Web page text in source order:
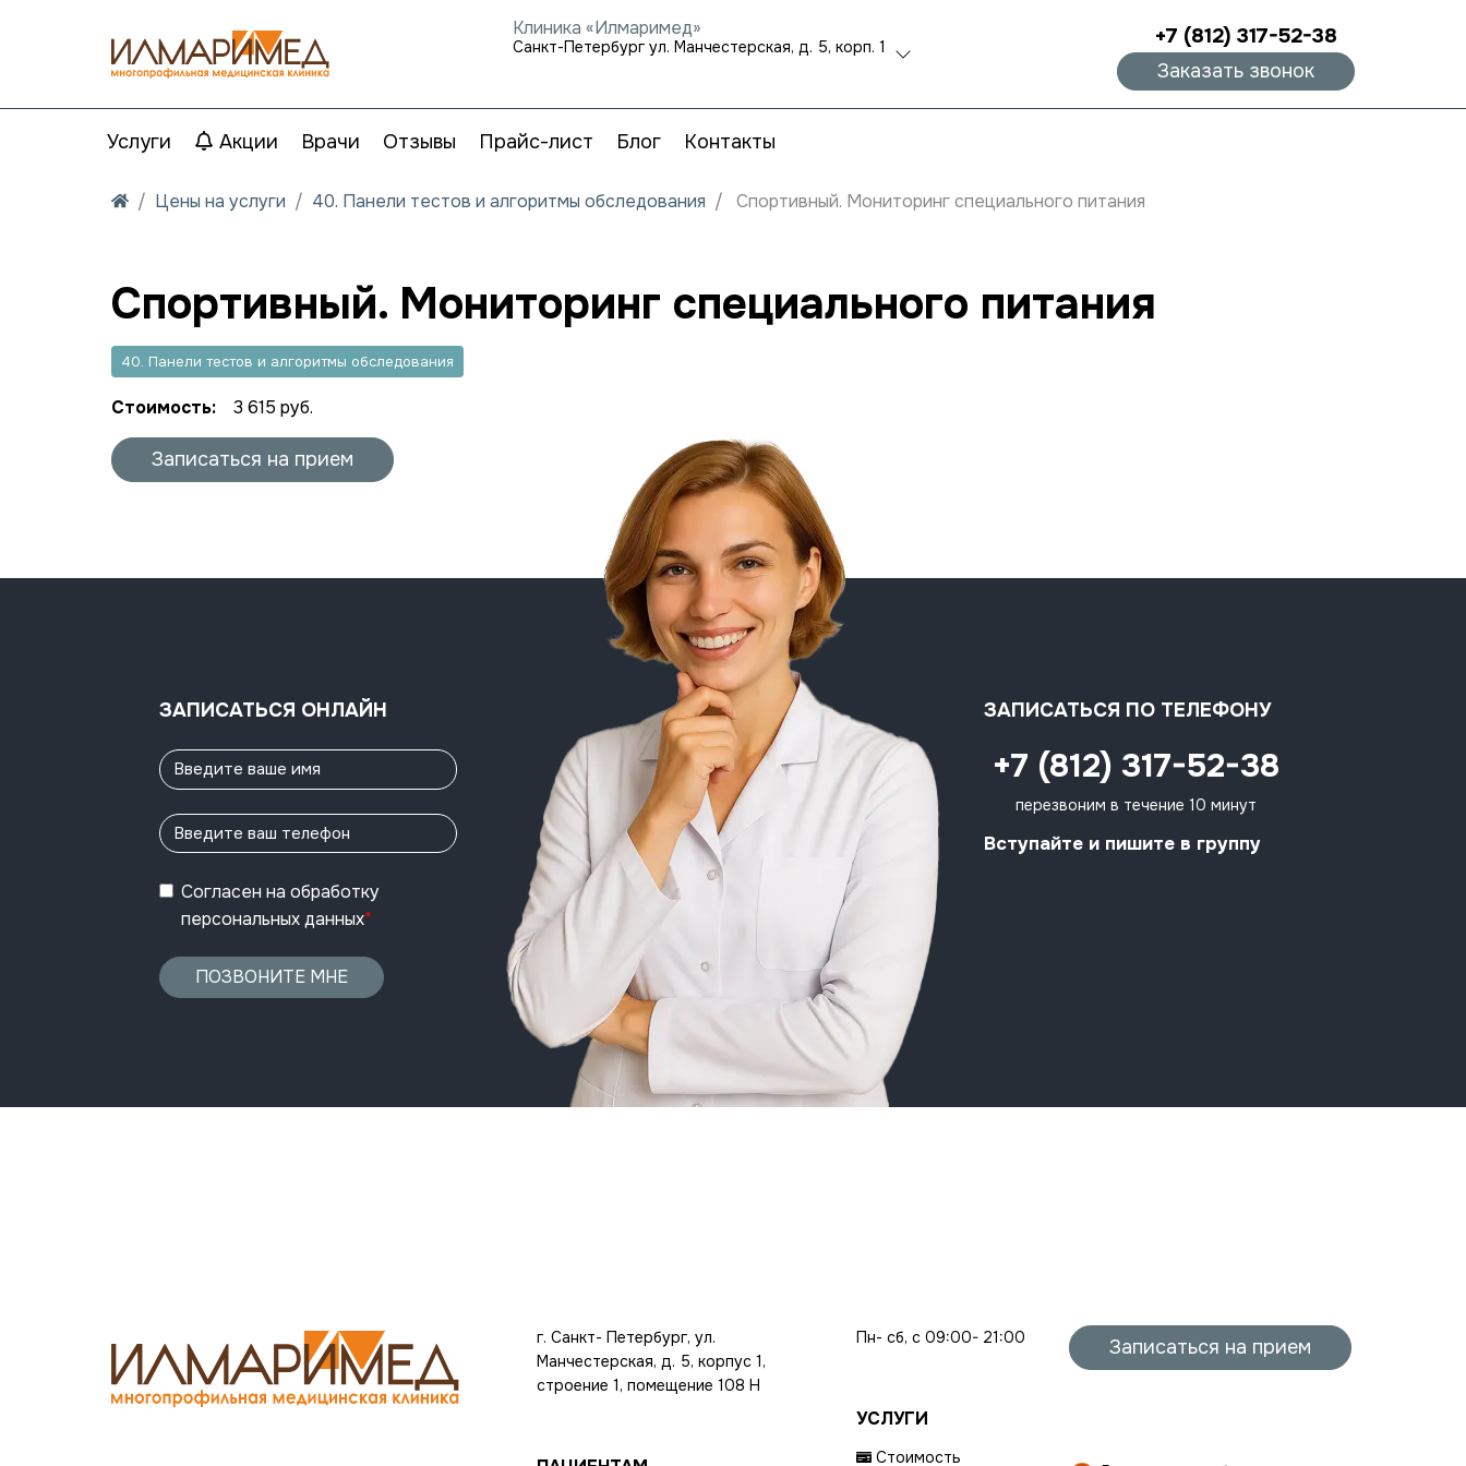
Клиника «Илмаримед»
Санкт-Петербург ул. Манчестерская, д. 5, корп. 1 +7 (812) 317-52-38
Заказать звонок
Услуги Акции Врачи Отзывы Прайс-лист Блог Контакты
Цены на услуги 40. Панели тестов и алгоритмы обследования Спортивный. Мониторинг специального питания
Спортивный. Мониторинг специального питания
40. Панели тестов и алгоритмы обследования
Стоимость: 3 615 руб.
Записаться на прием
ЗАПИСАТЬСЯ ОНЛАЙН
Согласен на обработку
персональных данных*
ПОЗВОНИТЕ МНЕ
ЗАПИСАТЬСЯ ПО ТЕЛЕФОНУ
+7 (812) 317-52-38
перезвоним в течение 10 минут
Вступайте и пишите в группу
г. Санкт- Петербург, ул.
Манчестерская, д. 5, корпус 1,
строение 1, помещение 108 Н
Пн- сб, с 09:00- 21:00
УСЛУГИ
Стоимость
Записаться на прием